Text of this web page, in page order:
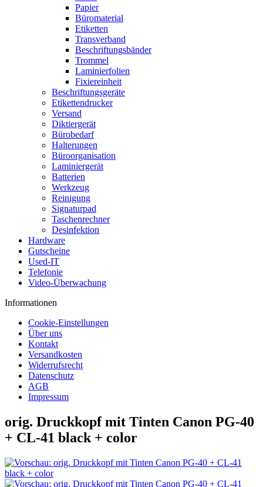
Papier
Büromaterial
Etiketten
Transverband
Beschriftungsbänder
Trommel
Laminierfolien
Fixiereinheit
Beschriftungsgeräte
Etikettendrucker
Versand
Diktiergerät
Bürobedarf
Halterungen
Büroorganisation
Laminiergerät
Batterien
Werkzeug
Reinigung
Signaturpad
Taschenrechner
Desinfektion
Hardware
Gutscheine
Used-IT
Telefonie
Video-Überwachung
Informationen
Cookie-Einstellungen
Über uns
Kontakt
Versandkosten
Widerrufsrecht
Datenschutz
AGB
Impressum
orig. Druckkopf mit Tinten Canon PG-40
+ CL-41 black + color